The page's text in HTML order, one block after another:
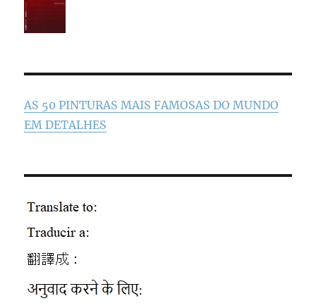
AS 50 PINTURAS MAIS FAMOSAS DO MUNDO
EM DETALHES